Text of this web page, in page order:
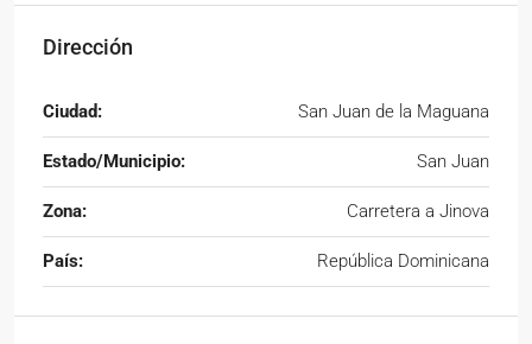
Dirección
Ciudad: San Juan de la Maguana
Estado/Municipio: San Juan
Zona: Carretera a Jinova
País: República Dominicana